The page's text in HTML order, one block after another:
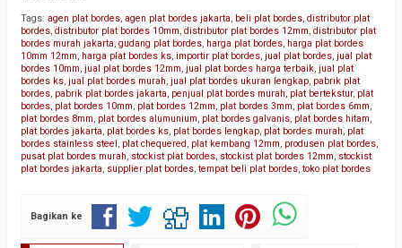
Tags: agen plat bordes, agen plat bordes jakarta, beli plat bordes, distributor plat
bordes, distributor plat bordes 10mm, distributor plat bordes 12mm, distributor plat
bordes murah jakarta, gudang plat bordes, harga plat bordes, harga plat bordes
10mm 12mm, harga plat bordes ks, importir plat bordes, jual plat bordes, jual plat
bordes 10mm, jual plat bordes 12mm, jual plat bordes harga terbaik, jual plat
bordes ks, jual plat bordes murah, jual plat bordes ukuran lengkap, pabrik plat
bordes, pabrik plat bordes jakarta, penjual plat bordes murah, plat bertekstur, plat
bordes, plat bordes 10mm, plat bordes 12mm, plat bordes 3mm, plat bordes 6mm,
plat bordes 8mm, plat bordes alumunium, plat bordes galvanis, plat bordes hitam,
plat bordes jakarta, plat bordes ks, plat bordes lengkap, plat bordes murah, plat
bordes stainless steel , plat chequered , plat kembang 12mm, produsen plat bordes,
pusat plat bordes murah, stockist plat bordes, stockist plat bordes 12mm, stockist
plat bordes jakarta, supplier plat bordes, tempat beli plat bordes, toko plat bordes
Bagikan ke